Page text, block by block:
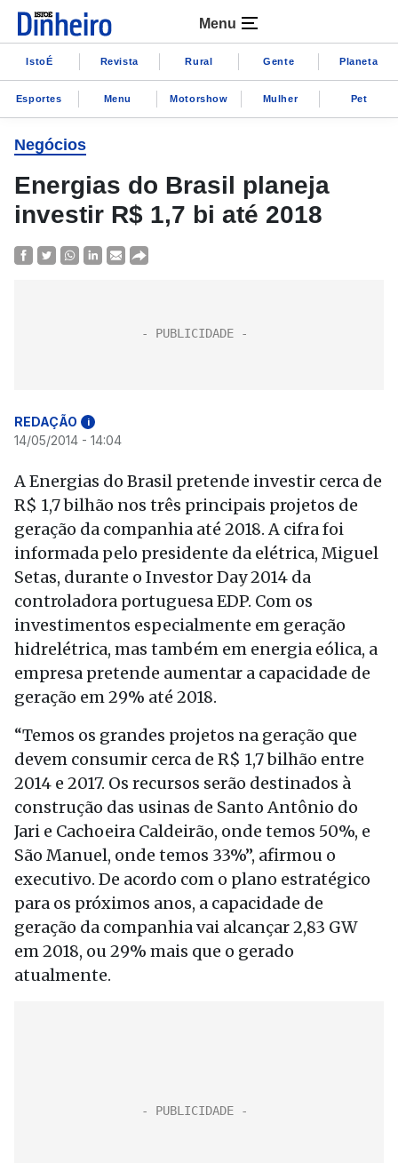
Menu
IstoÉ Revista Rural Gente Planeta
Esportes Menu Motorshow Mulher Pet
Negócios
Energias do Brasil planeja
investir R$ 1,7 bi até 2018
REDAÇÃO i
14/05/2014 - 14:04
A Energias do Brasil pretende investir cerca de
R$ 1,7 bilhão nos três principais projetos de
geração da companhia até 2018. A cifra foi
informada pelo presidente da elétrica, Miguel
Setas, durante o Investor Day 2014 da
controladora portuguesa EDP. Com os
investimentos especialmente em geração
hidrelétrica, mas também em energia eólica, a
empresa pretende aumentar a capacidade de
geração em 29% até 2018.
“Temos os grandes projetos na geração que
devem consumir cerca de R$ 1,7 bilhão entre
2014 e 2017. Os recursos serão destinados à
construção das usinas de Santo Antônio do
Jari e Cachoeira Caldeirão, onde temos 50%, e
São Manuel, onde temos 33%”, afirmou o
executivo. De acordo com o plano estratégico
para os próximos anos, a capacidade de
geração da companhia vai alcançar 2,83 GW
em 2018, ou 29% mais que o gerado
atualmente.